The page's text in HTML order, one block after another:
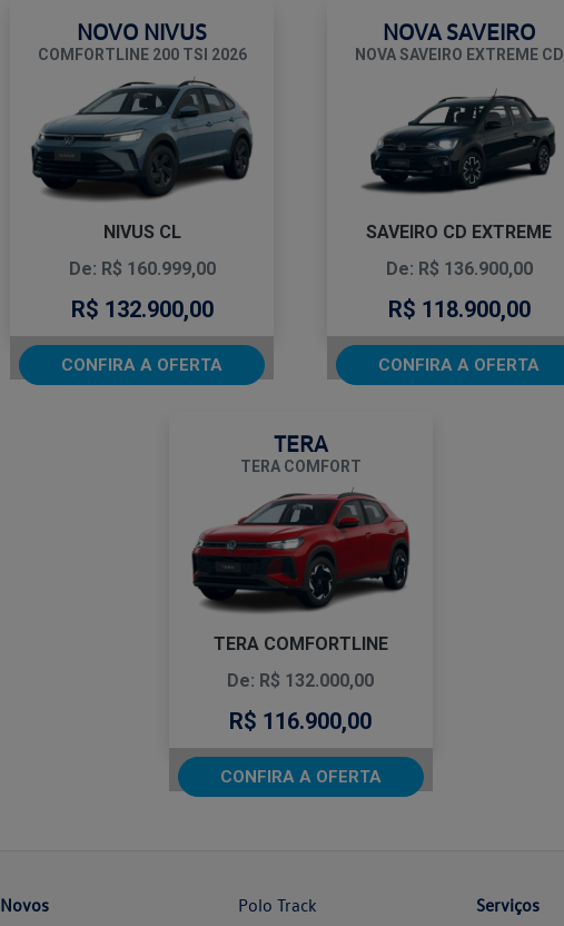
NOVO NIVUS
COMFORTLINE 200 TSI 2026
NIVUS CL
De: R$ 160.999,00
R$ 132.900,00
CONFIRA A OFERTA
NOVA SAVEIRO
NOVA SAVEIRO EXTREME CD
SAVEIRO CD EXTREME
De: R$ 136.900,00
R$ 118.900,00
CONFIRA A OFERTA
TERA
TERA COMFORT
TERA COMFORTLINE
De: R$ 132.000,00
R$ 116.900,00
CONFIRA A OFERTA
Novos
Polo Track
Serviços